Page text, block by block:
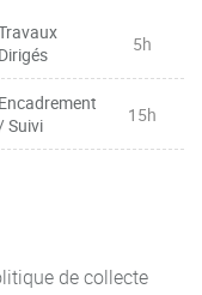
Dirigés
5h
Encadrement
Suivi
15h
de collecte